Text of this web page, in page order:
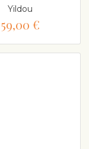
Yildou
59,00 €